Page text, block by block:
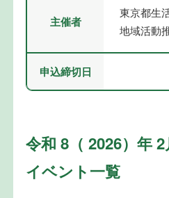
主催者
東京都生
地域活動
申込締切日
令和 8（ 2026）年
イベント一覧